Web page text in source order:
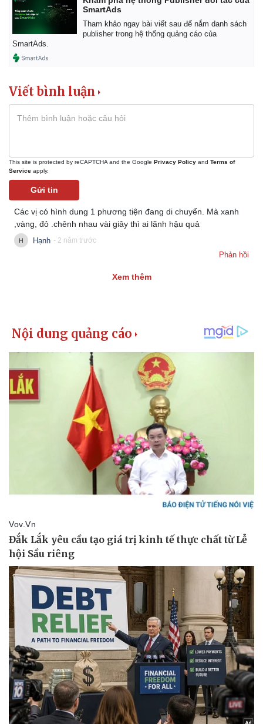
Vụ án
Tin nóng
Tư vấn luật
Việt Nam
SmartAds
Tham khảo ngay bài viết sau để nắm danh sách
publisher trong hệ thống quảng cáo của
SmartAds.
Viết bình luận
This site is protected by reCAPTCHA and the Google Privacy Policy and Terms of
Service apply.
Gửi tin
Các vị có hình dung 1 phương tiện đang di chuyển. Mà xanh
,vàng, đỏ .chênh nhau vài giây thì ai lãnh hậu quả
Hạnh - 2 năm trước
Phản hồi
Xem thêm